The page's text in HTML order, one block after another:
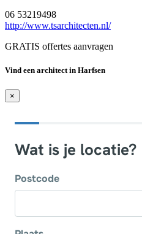
06 53219498
http://www.tsarchitecten.nl/
GRATIS offertes aanvragen
Vind een architect in Harfsen
×